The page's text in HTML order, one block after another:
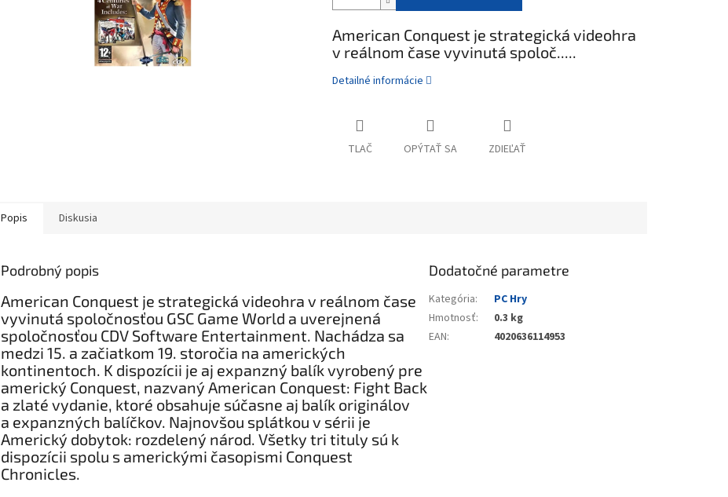
American Conquest je strategická videohra
v reálnom čase vyvinutá spoloč.....
Detailné informácie
TLAČ OPÝTAŤ SA ZDIEĽAŤ
Popis Diskusia
Podrobný popis
American Conquest je strategická videohra v reálnom čase
vyvinutá spoločnosťou GSC Game World a uverejnená
spoločnosťou CDV Software Entertainment. Nachádza sa
medzi 15. a začiatkom 19. storočia na amerických
kontinentoch. K dispozícii je aj expanzný balík vyrobený pre
americký Conquest, nazvaný American Conquest: Fight Back
a zlaté vydanie, ktoré obsahuje súčasne aj balík originálov
a expanzných balíčkov. Najnovšou splátkou v sérii je
Americký dobytok: rozdelený národ. Všetky tri tituly sú k
dispozícii spolu s americkými časopismi Conquest
Chronicles.
Dodatočné parametre
Kategória:
PC Hry
Hmotnosť:
0.3 kg
EAN: 4020636114953